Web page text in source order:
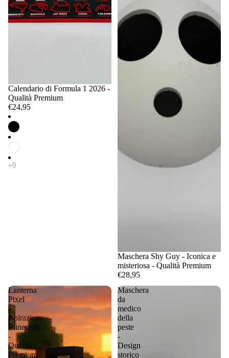
Calendario di Formula 1 2026 -
Qualità Premium
€24,95
Maschera Shy Guy - Iconica e
misteriosa - Qualità Premium
€28,95
Lanterna
Pixel
-
Ispirazione
Minecraft
-
Qualità
Premium
Maschera
da
medico
della
peste
-
Design
storico